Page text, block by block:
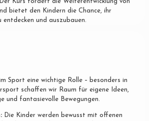
bietet den Kindern die Chance, ihr
und auszubauen.
Sport eine wichtige Rolle – besonders in
schaffen wir Raum für eigene Ideen,
und fantasievolle Bewegungen.
Die Kinder werden bewusst mit offenen